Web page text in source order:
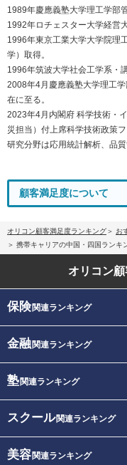
1989年慶應義塾大学理工学部
1992年ロチェスター大学経営
1996年東京工業大学大学院理
学）取得。
1996年筑波大学社会工学系・
2008年4月慶應義塾大学理工
在に至る。
2023年4月内閣府 科学技術・
災担当）付上席科学技術政策フ
研究分野は応用統計解析、品
顧客満足度について
オリコン顧客満足度ランキング お
携帯キャリアの中国・四国ランキ
オリコン
保険関連ランキング
金融関連ランキング
塾関連ランキング
スクール関連ランキング
美容関連ランキング